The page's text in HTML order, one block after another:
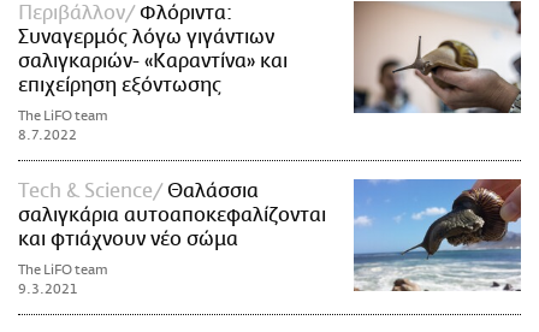
Περιβάλλον
Φλόριντα:
Συναγερμός λόγω γιγάντιων
σαλιγκαριών- «Καραντίνα» και
επιχείρηση εξόντωσης
The LiFO team
8.7.2022
Τech & Science
Θαλάσσια
σαλιγκάρια αυτοαποκεφαλίζονται
και φτιάχνουν νέο σώμα
The LiFO team
9.3.2021